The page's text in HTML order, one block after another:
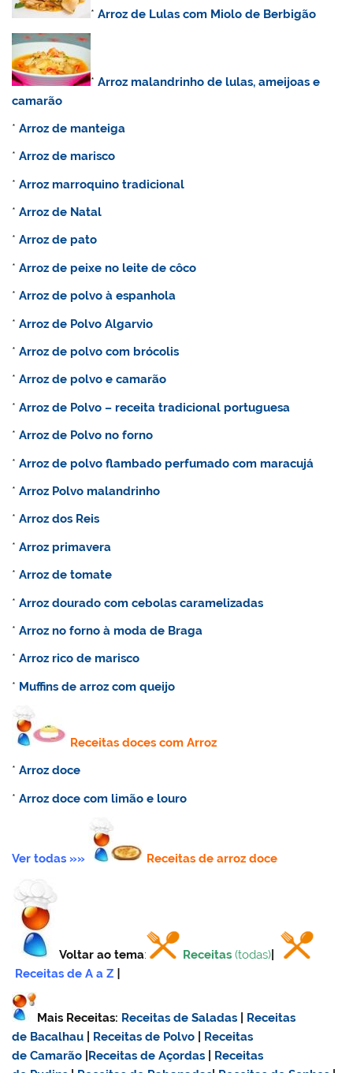
*Arroz de Lulas com Miolo de Berbigão
*Arroz malandrinho de lulas, ameijoas e
camarão
*Arroz de manteiga
*Arroz de marisco
*Arroz marroquino tradicional
*Arrozde Natal
*Arroz de pato
*Arroz de peixe no leite de côco
*Arroz de polvo à espanhola
*Arroz de Polvo Algarvio
*Arroz de polvo com brócolis
*Arroz de polvo e camarão
*Arroz de Polvo – receita tradicional portuguesa
*Arroz de Polvo no forno
*Arroz de polvo flambado perfumado com maracujá
*Arroz Polvo malandrinho
*Arroz dos Reis
*Arroz primavera
*Arroz de tomate
*Arroz dourado com cebolas caramelizadas
*Arroz no forno à moda de Braga
*Arroz rico de marisco
* Muffins de arroz com queijo
Receitas doces com Arroz
*Arroz doce
*Arroz doce com limão e louro
Ver todas »» Receitas dearroz doce
Voltar ao tema: Receitas (todas)
Receitas de A a Z
Mais Receitas: Receitas de Saladas
Receitas
de Bacalhau
Receitas de Polvo
Receitas
de Camarão Receitas de Açordas
Receitas